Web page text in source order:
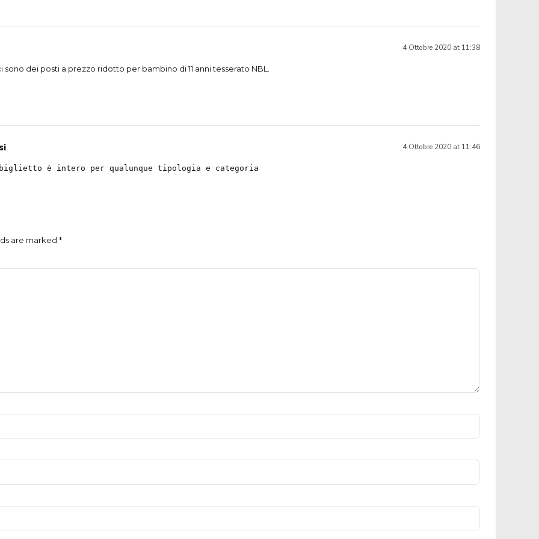
4 Ottobre 2020 at 11:38
dei posti a prezzo ridotto per bambino di 11 anni tesserato NBL.
4 Ottobre 2020 at 11:46
è intero per qualunque tipologia e categoria
are marked *